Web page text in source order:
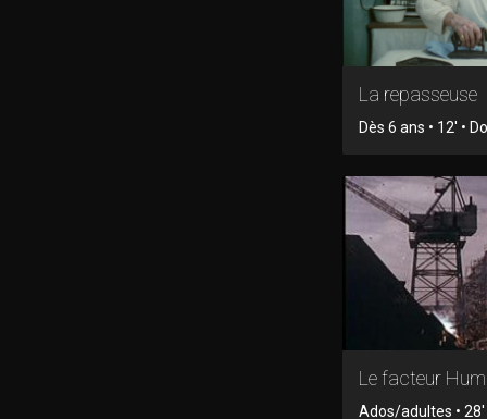
La repasseuse
Dès 6 ans • 12' •
Le facteur
Ados/adultes • 28'